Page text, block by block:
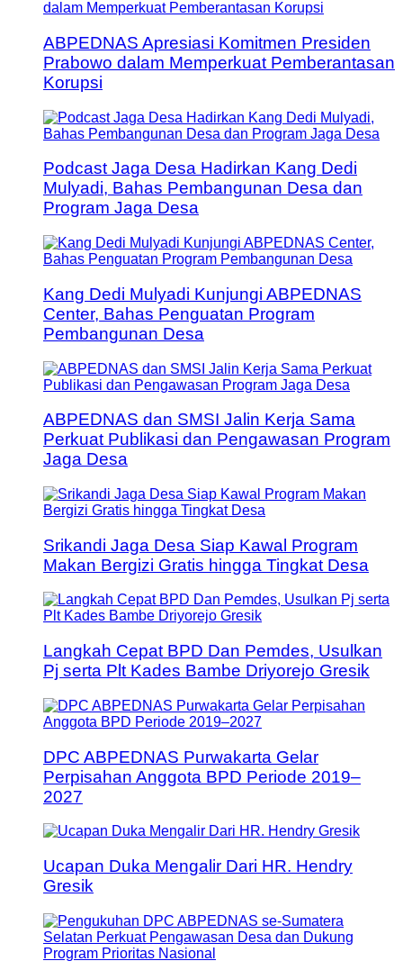
ABPEDNAS Apresiasi Komitmen Presiden
Prabowo dalam Memperkuat Pemberantasan
Korupsi
Podcast Jaga Desa Hadirkan Kang Dedi
Mulyadi, Bahas Pembangunan Desa dan
Program Jaga Desa
Kang Dedi Mulyadi Kunjungi ABPEDNAS
Center, Bahas Penguatan Program
Pembangunan Desa
ABPEDNAS dan SMSI Jalin Kerja Sama
Perkuat Publikasi dan Pengawasan Program
Jaga Desa
Srikandi Jaga Desa Siap Kawal Program
Makan Bergizi Gratis hingga Tingkat Desa
Langkah Cepat BPD Dan Pemdes, Usulkan
Pj serta Plt Kades Bambe Driyorejo Gresik
DPC ABPEDNAS Purwakarta Gelar
Perpisahan Anggota BPD Periode 2019–
2027
Ucapan Duka Mengalir Dari HR. Hendry
Gresik